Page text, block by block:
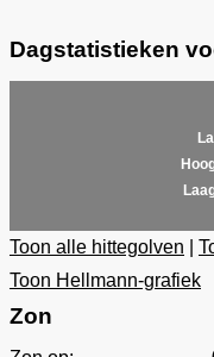
Dagstatistieken
Toon alle hittegolven
Toon Hellmann-grafiek
Zon